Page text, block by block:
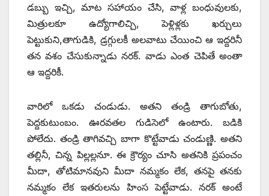
డబ్బు ఇచ్చి, మాట సహాయం చేసి, వాళ్ల బంధువులకు,
మిత్రులకూ ఉద్యోగాలిచ్చి, పెళ్లిళ్లకు ఖర్చులు
పెట్టుకుని,తాగుడికి, డ్రగ్గులకీ అలవాటు చేయించి ఆ ఇద్దరినీ
తన వశం చేసుకున్నాడు నరక్‌. వాడు ఎంత చెపితే అంతా
ఆ ఇద్దరికీ.
వారిలో ఒకడు చండుడు. అతని తండ్రి తాగుబోతు,
పెద్దకుటుంబం. ఊరవతల గుడిసెలో ఉంటారు. బడికి
పోలేదు. తండ్రి తాగివచ్చి బాగా కొట్టేవాడు చండుణ్ణి. అతని
తల్లినీ, చిన్న పిల్లల్లనూ. ఈ క్రౌర్యం చూసి అతనికి ప్రపంచం
మీదా, తోటిమానవుని మీదా నమ్మకం లేక, తనపై తనకు
నమ్మకం లేక ఇతరులను హింస పెట్టేవాడు. నరక్‌ అంటే